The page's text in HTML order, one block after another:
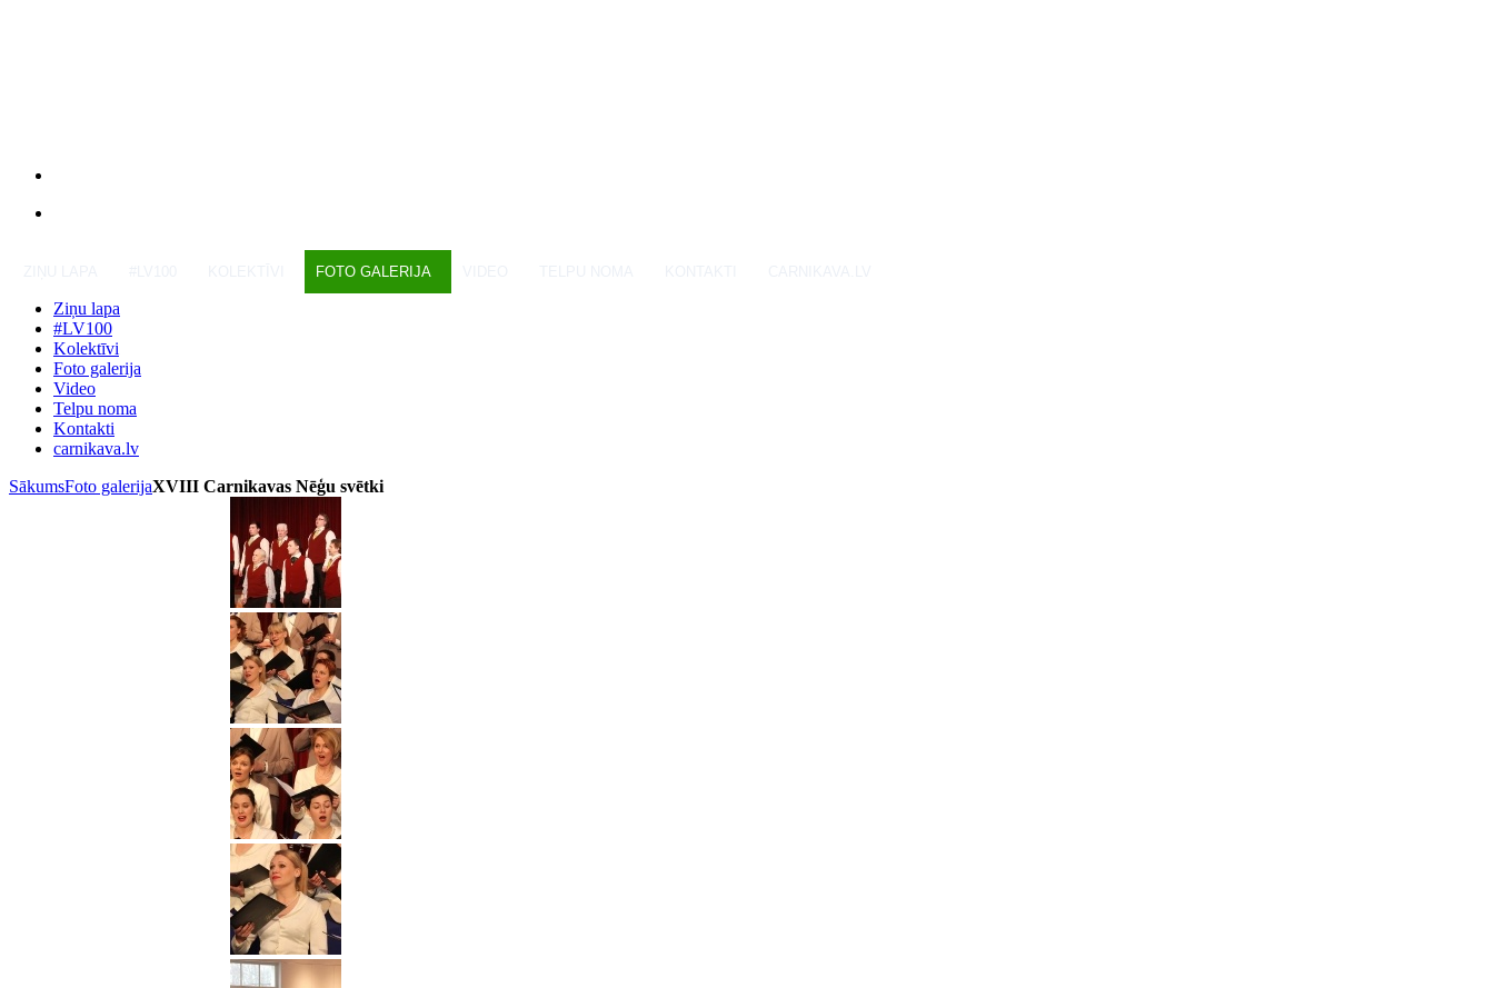
FOTO GALERIJA
Ziņu lapa
#LV100
Kolektīvi
Foto galerija
Video
Telpu noma
Kontakti
carnikava.lv
SākumsFoto galerijaXVIII Carnikavas Nēģu svētki